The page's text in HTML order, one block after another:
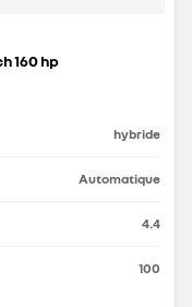
160 hp
hybride
Automatique
4.4
100